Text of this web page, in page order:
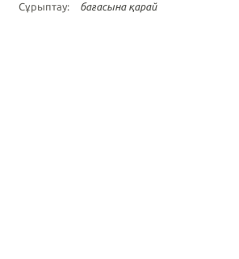
Сұрыптау: бағасына қарай